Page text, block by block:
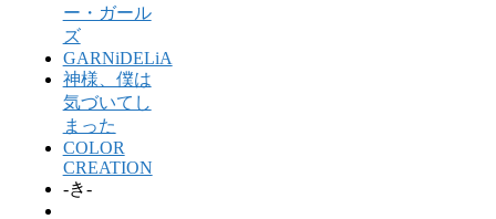
ー・ガール
ズ
GARNiDELiA
神様、僕は
気づいてし
まった
COLOR
CREATION
-き-